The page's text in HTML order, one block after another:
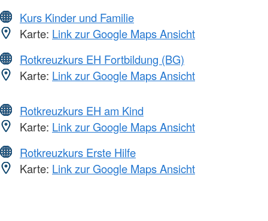
Kurs Kinder und Familie
Karte: Link zur Google Maps Ansicht
Rotkreuzkurs EH Fortbildung (BG)
Karte: Link zur Google Maps Ansicht
Rotkreuzkurs EH am Kind
Karte: Link zur Google Maps Ansicht
Rotkreuzkurs Erste Hilfe
Karte: Link zur Google Maps Ansicht